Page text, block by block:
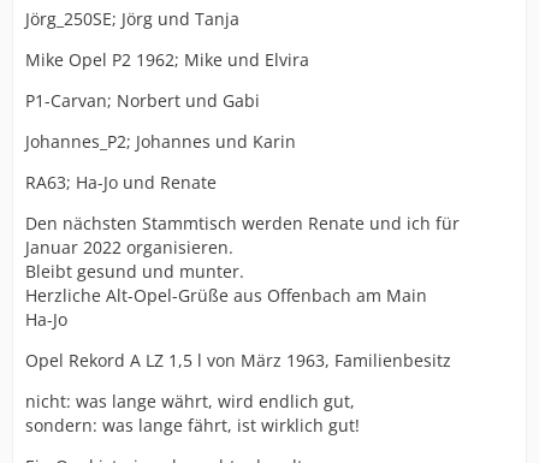
Jörg_250SE; Jörg und Tanja
Mike Opel P2 1962; Mike und Elvira
P1-Carvan; Norbert und Gabi
Johannes_P2; Johannes und Karin
RA63; Ha-Jo und Renate
Den nächsten Stammtisch werden Renate und ich für
Januar 2022 organisieren.
Bleibt gesund und munter.
Herzliche Alt-Opel-Grüße aus Offenbach am Main
Ha-Jo
Opel Rekord A LZ 1,5 l von März 1963, Familienbesitz
nicht: was lange währt, wird endlich gut,
sondern: was lange fährt, ist wirklich gut!